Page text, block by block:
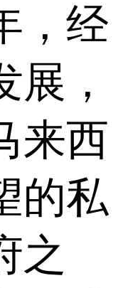
，经
，
来西
的私
之